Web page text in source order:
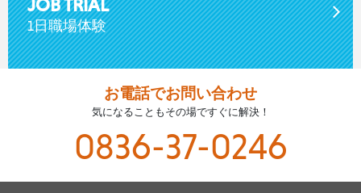
JOB TRIAL
1日職場体験
お電話でお問い合わせ
気になることもその場ですぐに解決！
0836-37-0246